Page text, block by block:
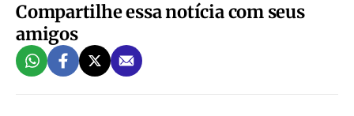
Compartilhe essa notícia com seus
amigos